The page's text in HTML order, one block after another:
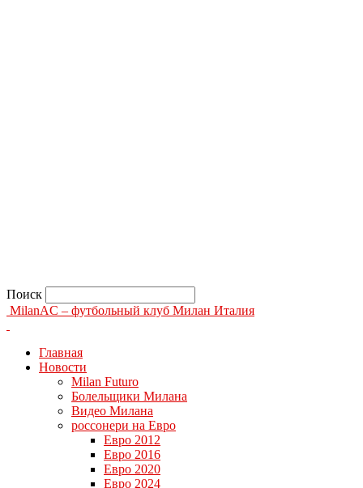
Поиск
MilanAC – футбольный клуб Милан Италия
Главная
Новости
Milan Futuro
Болельщики Милана
Видео Милана
россонери на Евро
Евро 2012
Евро 2016
Евро 2020
Евро 2024